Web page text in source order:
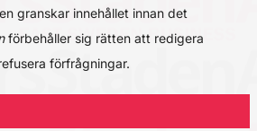
granskar innehållet innan det
förbehåller sig rätten att redigera
förfrågningar.